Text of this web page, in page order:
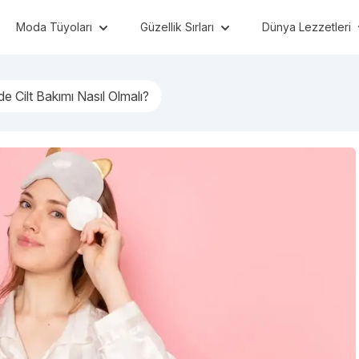
Moda Tüyoları Güzellik Sırları Dünya Lezzetleri
Cilt Bakımı Nasıl Olmalı?